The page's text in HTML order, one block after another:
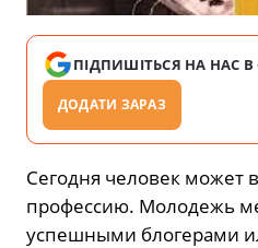
ПІДПИШІТЬСЯ НА НАС В
ДОДАТИ ЗАРАЗ
Сегодня человек может
профессию. Молодежь
успешными блогерами